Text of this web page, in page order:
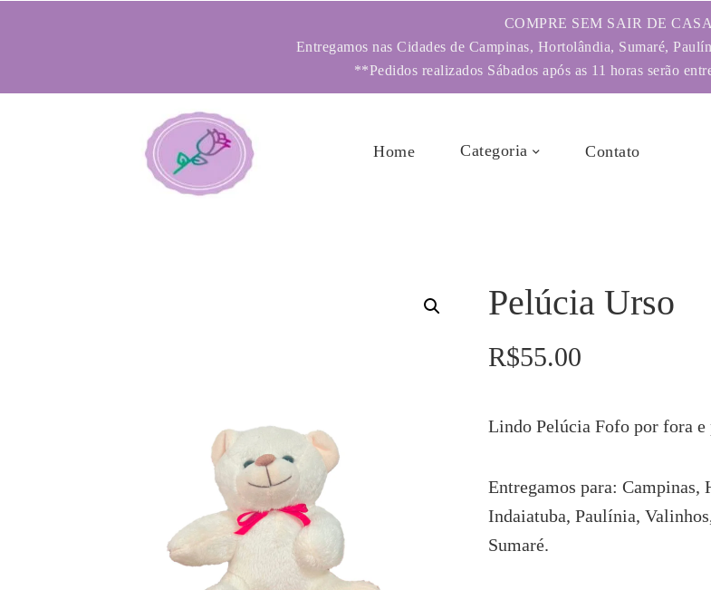
COMPRE SEM SAIR DE CASA
Entregamos nas Cidades de Campinas, Hortolândia, Sumaré,
**Pedidos realizados Sábados após as 11 horas serão
Home Categoria Contato
Pelúcia Urso
R$55.00
Lindo Pelúcia Fofo por fora e
Entregamos para: Campinas,
Indaiatuba, Paulínia,
Sumaré.